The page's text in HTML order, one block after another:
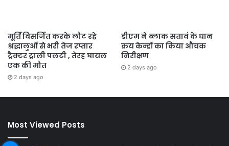
मूर्ति विसर्जित करके लौट रहे
श्रद्धालुओं से भरी तेज रप्तार
ट्रैक्टर ट्राली पलटी , तेरह घायल
एक की मौत
2 days ago
डीएम ने ब्लाक सतावं के धान
क्रय केन्द्रों का किया औचक
निरीक्षण
2 days ago
Most Viewed Posts